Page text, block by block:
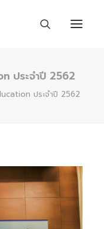
ประจำปี 2562
ประจำปี 2562